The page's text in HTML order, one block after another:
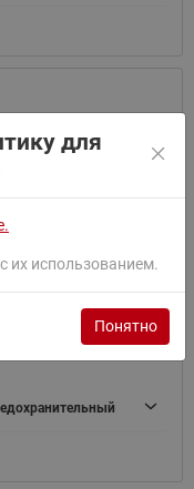
для
их использованием.
Понятно